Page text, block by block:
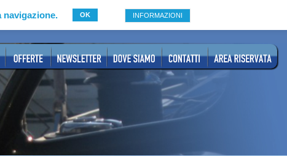
navigazione. OK INFORMAZIONI